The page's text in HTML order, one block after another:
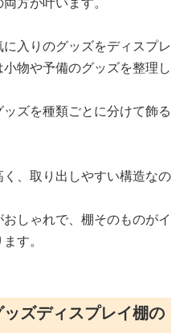
入りのグッズをディスプレ
物や予備のグッズを整理し
ズを種類ごとに分けて飾る
、取り出しやすい構造なの
しゃれで、棚そのものがイ
す。
ズディスプレイ棚の